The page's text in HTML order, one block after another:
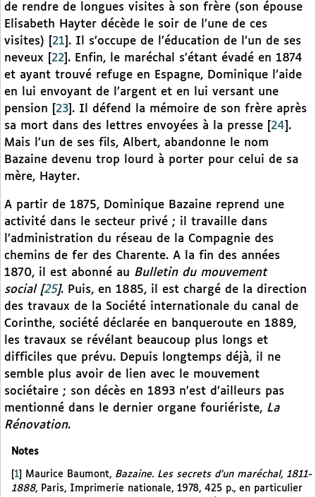
de rendre de longues visites à son frère (son épouse
Elisabeth Hayter décède le soir de l’une de ces
visites)
21 . Il s’occupe de l’éducation de l’un de ses
neveux
22 . Enfin, le maréchal s’étant évadé en 1874
et ayant trouvé refuge en Espagne, Dominique l’aide
en lui envoyant de l’argent et en lui versant une
pension
23 . Il défend la mémoire de son frère après
sa mort dans des lettres envoyées à la presse
24 .
Mais l’un de ses fils, Albert, abandonne le nom
Bazaine devenu trop lourd à porter pour celui de sa
mère, Hayter.
A partir de 1875, Dominique Bazaine reprend une
activité dans le secteur privé ; il travaille dans
l’administration du réseau de la Compagnie des
chemins de fer des Charente. A la fin des années
1870, il est abonné au Bulletin du mouvement
social[25]. Puis, en 1885, il est chargé de la direction
des travaux de la Société internationale du canal de
Corinthe, société déclarée en banqueroute en 1889,
les travaux se révélant beaucoup plus longs et
difficiles que prévu. Depuis longtemps déjà, il ne
semble plus avoir de lien avec le mouvement
sociétaire ; son décès en 1893 n’est d’ailleurs pas
mentionné dans le dernier organe fouriériste, La
Rénovation.
Notes
1 Maurice Baumont, Bazaine. Les secrets d’un maréchal, 1811-
1888, Paris, Imprimerie nationale, 1978, 425 p., en particulier